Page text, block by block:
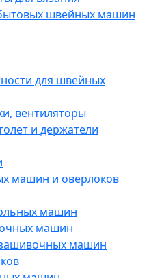
швейных машин
для швейных
вентиляторы
и держатели
машин и оверлоков
машин
машин
машин